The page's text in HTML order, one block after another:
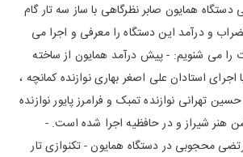
همایون صابر نظرگاهی با ساز سه تار گام
و درآمد این دستگاه را معرفی و اجرا می
را می شنویم: - پیش درآمد همایون از ساخته
اجرای استادان علی اصغر بهاری نوازنده کمانچه ،
حسین تهرانی نوازنده تمبک و فرامرز پایور نوازنده
هنر شیراز و در حافظیه اجرا شده است. -
محجوبی در دستگاه همایون - تکنوازی تار